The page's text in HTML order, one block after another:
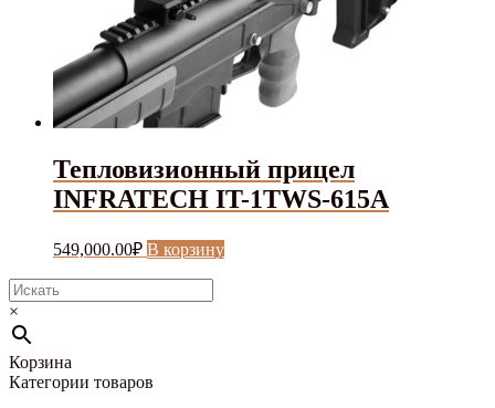
Тепловизионный прицел
INFRATECH IT-1TWS-615A
549,000.00₽ В корзину
×
Корзина
Категории товаров